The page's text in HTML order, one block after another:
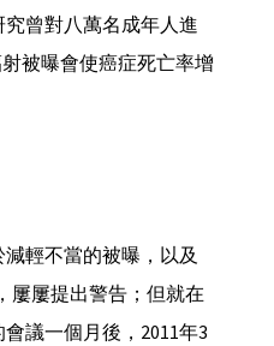
究曾對八萬名成年人進
被曝會使癌症死亡率增
減輕不當的被曝，以及
屢屢提出警告；但就在
議一個月後，2011年3